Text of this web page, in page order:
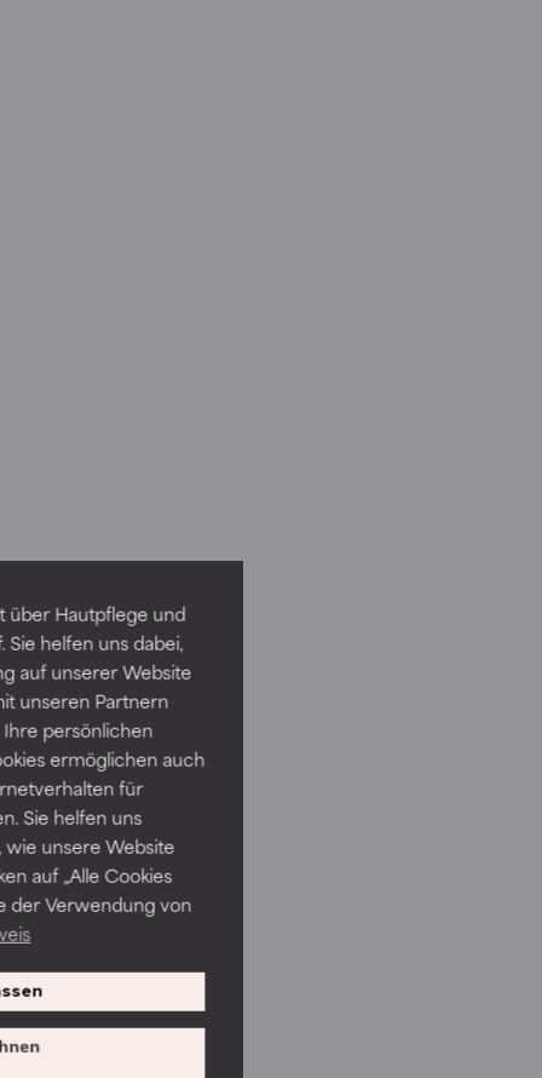
über Hautpflege und
helfen uns dabei,
auf unserer Website
unseren Partnern
persönlichen
ermöglichen auch
für
Sie helfen uns
unsere Website
auf „Alle Cookies
der Verwendung von